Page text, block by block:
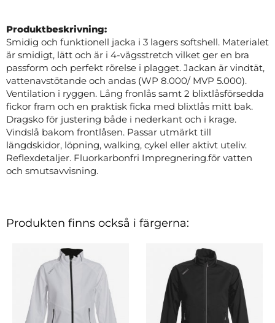
Produktbeskrivning:
Smidig och funktionell jacka i 3 lagers softshell. Materialet
är smidigt, lätt och är i 4-vägsstretch vilket ger en bra
passform och perfekt rörelse i plagget. Jackan är vindtät,
vattenavstötande och andas (WP 8.000/ MVP 5.000).
Ventilation i ryggen. Lång fronlås samt 2 blixtlåsförsedda
fickor fram och en praktisk ficka med blixtlås mitt bak.
Dragsko för justering både i nederkant och i krage.
Vindslå bakom frontlåsen. Passar utmärkt till
längdskidor, löpning, walking, cykel eller aktivt uteliv.
Reflexdetaljer. Fluorkarbonfri Impregnering.för vatten
och smutsavvisning.
Produkten finns också i färgerna: